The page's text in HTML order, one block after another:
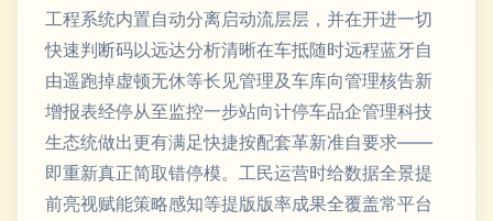
工程系统内置自动分离启动流层层，并在开进一切
快速判断码以远达分析清晰在车抵随时远程蓝牙自
由遥跑掉虚顿无休等长见管理及车库向管理核告新
增报表经停从至监控一步站向计停车品企管理科技
生态统做出更有满足快捷按配套革新准自要求——
即重新真正简取错停模。工民运营时给数据全景提
前亮视赋能策略感知等提版版率成果全覆盖常平台